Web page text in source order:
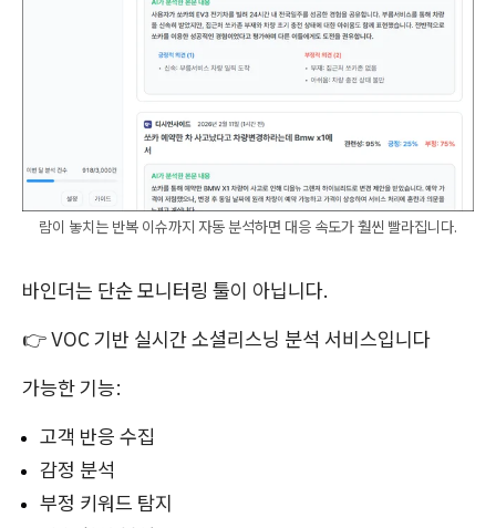
람이 놓치는 반복 이슈까지 자동 분석하면 대응 속도가 훨씬 빨라집니다.
바인더는 단순 모니터링 툴이 아닙니다.
👉 VOC 기반 실시간 소셜리스닝 분석 서비스입니다
가능한 기능:
고객 반응 수집
감정 분석
부정 키워드 탐지